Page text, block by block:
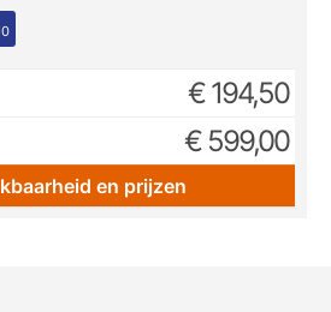
€ 194,50
€ 599,00
en prijzen